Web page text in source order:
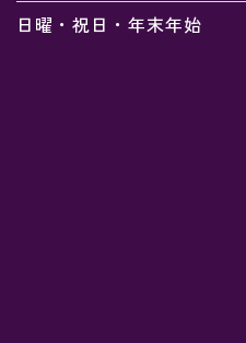
日曜・祝日・年末年始